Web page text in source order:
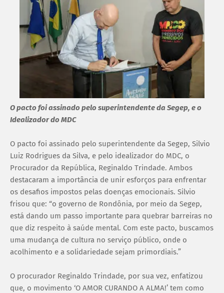
O pacto foi assinado pelo superintendente da Segep, e o
Idealizador do MDC
O pacto foi assinado pelo superintendente da Segep, Silvio
Luiz Rodrigues da Silva, e pelo idealizador do MDC, o
Procurador da República, Reginaldo Trindade. Ambos
destacaram a importância de unir esforços para enfrentar
os desafios impostos pelas doenças emocionais. Silvio
frisou que: “o governo de Rondônia, por meio da Segep,
está dando um passo importante para quebrar barreiras no
que diz respeito à saúde mental. Com este pacto, buscamos
uma mudança de cultura no serviço público, onde o
acolhimento e a solidariedade sejam primordiais.”
O procurador Reginaldo Trindade, por sua vez, enfatizou
que, o movimento ‘O AMOR CURANDO A ALMA!’ tem como